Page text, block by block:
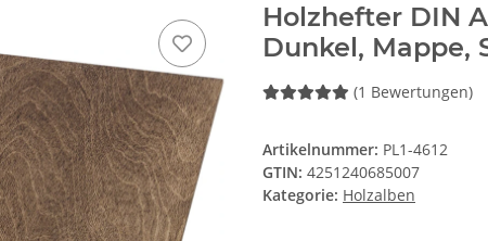
Holzhefter DIN
Dunkel, Mappe,
(1 Bewertungen)
Artikelnummer: PL1-4612
GTIN: 4251240685007
Kategorie: Holzalben